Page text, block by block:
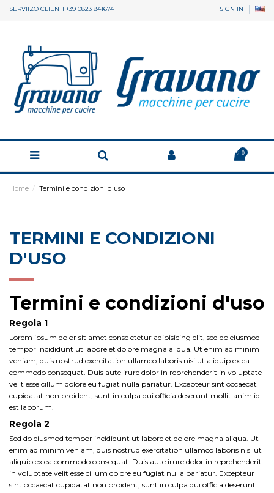
SERVIIZO CLIENTI +39 0823 841674 SIGN IN
0
Home Termini e condizioni d'uso
TERMINI E CONDIZIONI
D'USO
Termini e condizioni d'uso
Regola 1
Lorem ipsum dolor sit amet conse ctetur adipisicing elit, sed do eiusmod
tempor incididunt ut labore et dolore magna aliqua. Ut enim ad minim
veniam, quis nostrud exercitation ullamco laboris nisi ut aliquip ex ea
commodo consequat. Duis aute irure dolor in reprehenderit in voluptate
velit esse cillum dolore eu fugiat nulla pariatur. Excepteur sint occaecat
cupidatat non proident, sunt in culpa qui officia deserunt mollit anim id
est laborum.
Regola 2
Sed do eiusmod tempor incididunt ut labore et dolore magna aliqua. Ut
enim ad minim veniam, quis nostrud exercitation ullamco laboris nisi ut
aliquip ex ea commodo consequat. Duis aute irure dolor in reprehenderit
in voluptate velit esse cillum dolore eu fugiat nulla pariatur. Excepteur
sint occaecat cupidatat non proident, sunt in culpa qui officia deserunt